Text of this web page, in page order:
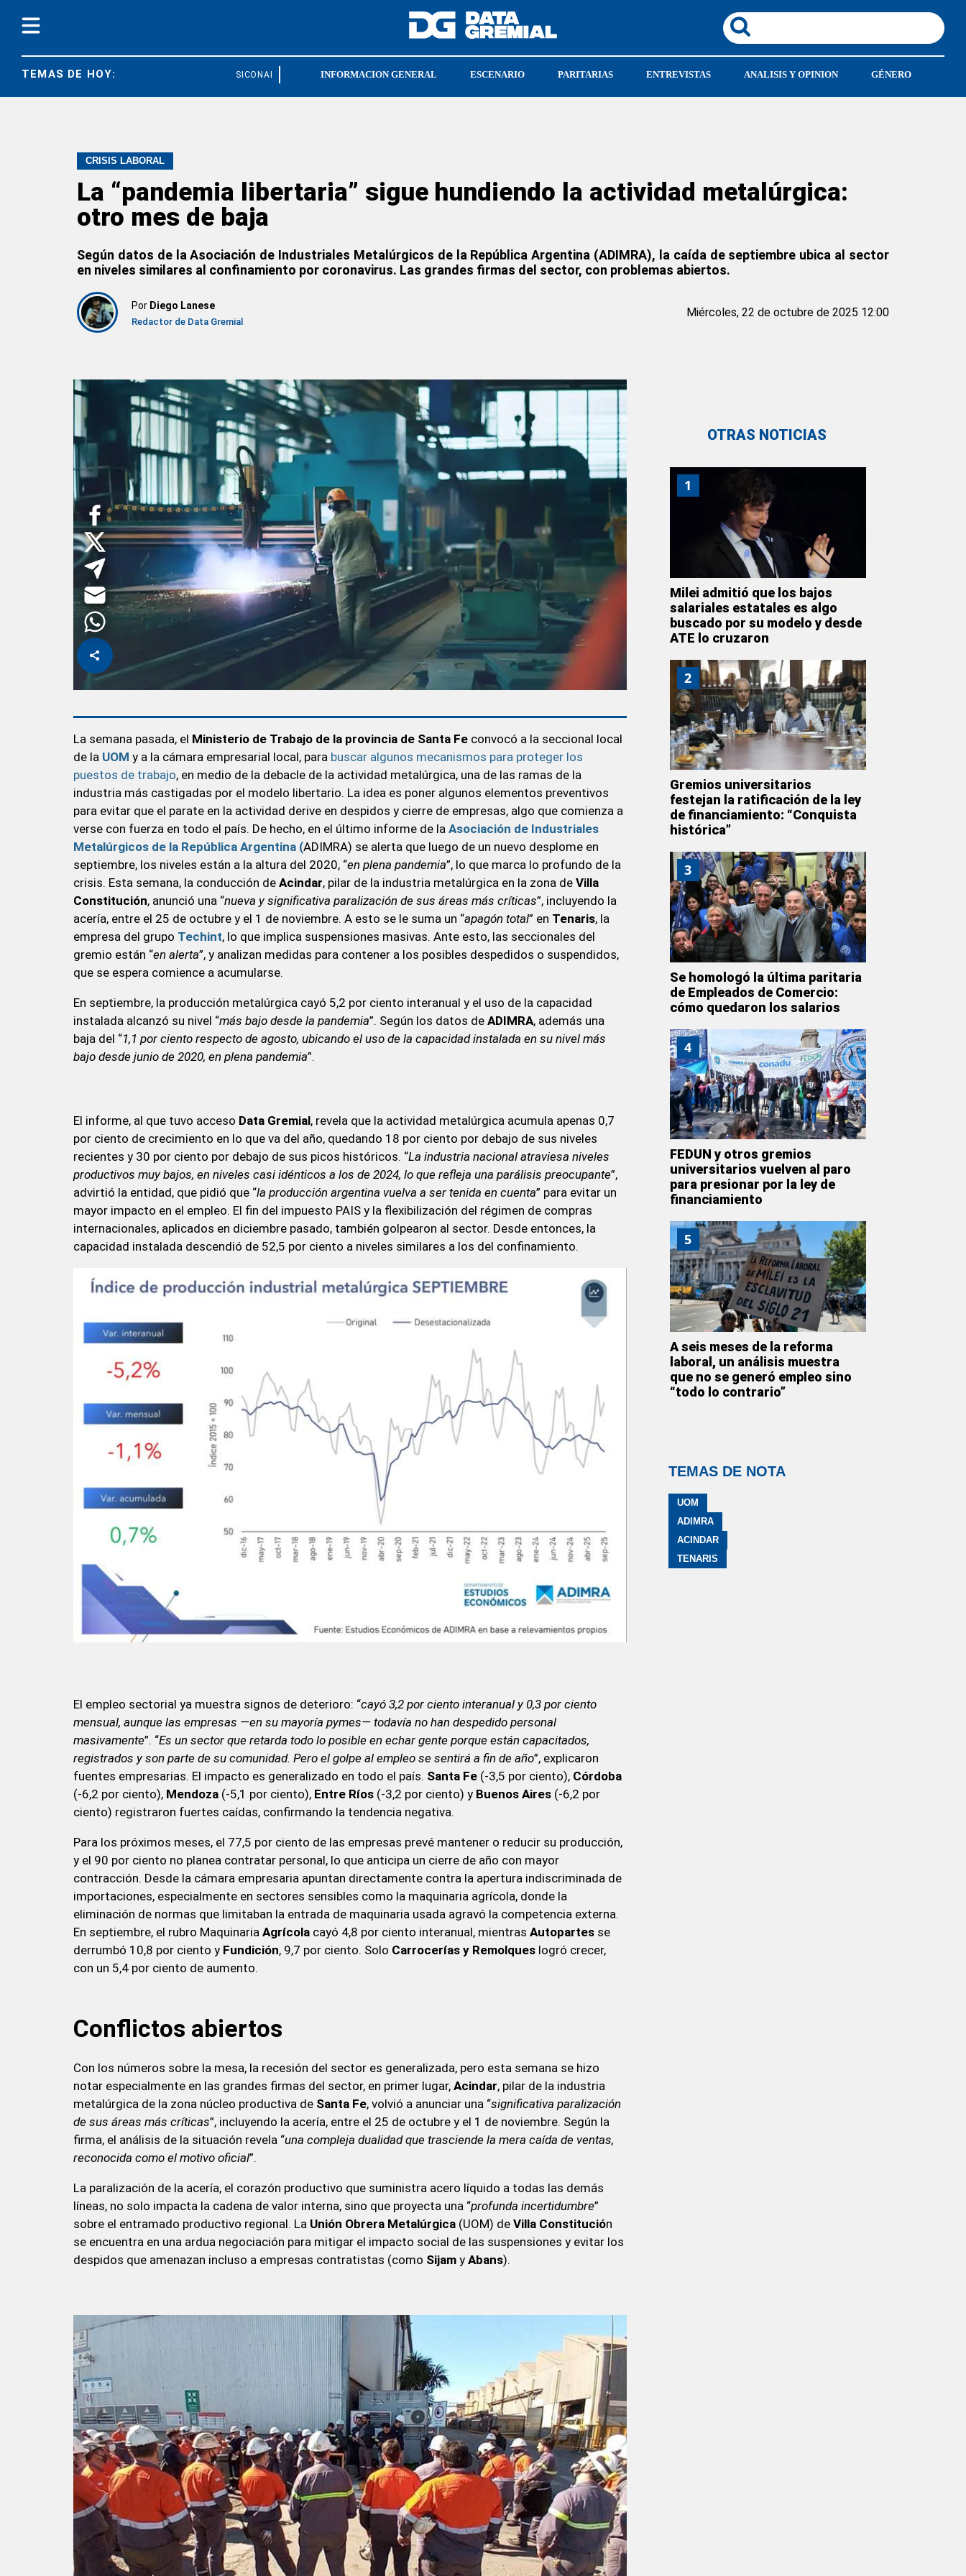
TEMAS DE HOY: SICONARA FEDUN
INFORMACION GENERAL ESCENARIO PARITARIAS ENTREVISTAS ANALISIS Y OPINION GÉNERO
CRISIS LABORAL
La “pandemia libertaria” sigue hundiendo la actividad metalúrgica:
otro mes de baja
Según datos de la Asociación de Industriales Metalúrgicos de la República Argentina (ADIMRA), la caída de septiembre ubica al sector
en niveles similares al confinamiento por coronavirus. Las grandes firmas del sector, con problemas abiertos.
Por Diego Lanese
Redactor de Data Gremial
Miércoles, 22 de octubre de 2025 12:00
La semana pasada, el Ministerio de Trabajo de la provincia de Santa Fe convocó a la seccional local
de la UOM y a la cámara empresarial local, para buscar algunos mecanismos para proteger los
puestos de trabajo, en medio de la debacle de la actividad metalúrgica, una de las ramas de la
industria más castigadas por el modelo libertario. La idea es poner algunos elementos preventivos
para evitar que el parate en la actividad derive en despidos y cierre de empresas, algo que comienza a
verse con fuerza en todo el país. De hecho, en el último informe de la Asociación de Industriales
Metalúrgicos de la República Argentina (ADIMRA) se alerta que luego de un nuevo desplome en
septiembre, los niveles están a la altura del 2020, “en plena pandemia”, lo que marca lo profundo de la
crisis. Esta semana, la conducción de Acindar, pilar de la industria metalúrgica en la zona de Villa
Constitución, anunció una “nueva y significativa paralización de sus áreas más críticas”, incluyendo la
acería, entre el 25 de octubre y el 1 de noviembre. A esto se le suma un “apagón total” en Tenaris, la
empresa del grupo Techint, lo que implica suspensiones masivas. Ante esto, las seccionales del
gremio están “en alerta”, y analizan medidas para contener a los posibles despedidos o suspendidos,
que se espera comience a acumularse.
En septiembre, la producción metalúrgica cayó 5,2 por ciento interanual y el uso de la capacidad
instalada alcanzó su nivel “más bajo desde la pandemia”. Según los datos de ADIMRA, además una
baja del “1,1 por ciento respecto de agosto, ubicando el uso de la capacidad instalada en su nivel más
bajo desde junio de 2020, en plena pandemia”.
El informe, al que tuvo acceso Data Gremial, revela que la actividad metalúrgica acumula apenas 0,7
por ciento de crecimiento en lo que va del año, quedando 18 por ciento por debajo de sus niveles
recientes y 30 por ciento por debajo de sus picos históricos. “La industria nacional atraviesa niveles
productivos muy bajos, en niveles casi idénticos a los de 2024, lo que refleja una parálisis preocupante”,
advirtió la entidad, que pidió que “la producción argentina vuelva a ser tenida en cuenta” para evitar un
mayor impacto en el empleo. El fin del impuesto PAIS y la flexibilización del régimen de compras
internacionales, aplicados en diciembre pasado, también golpearon al sector. Desde entonces, la
capacidad instalada descendió de 52,5 por ciento a niveles similares a los del confinamiento.
El empleo sectorial ya muestra signos de deterioro: “cayó 3,2 por ciento interanual y 0,3 por ciento
mensual, aunque las empresas —en su mayoría pymes— todavía no han despedido personal
masivamente”. “Es un sector que retarda todo lo posible en echar gente porque están capacitados,
registrados y son parte de su comunidad. Pero el golpe al empleo se sentirá a fin de año”, explicaron
fuentes empresarias. El impacto es generalizado en todo el país. Santa Fe (-3,5 por ciento), Córdoba
(-6,2 por ciento), Mendoza (-5,1 por ciento), Entre Ríos (-3,2 por ciento) y Buenos Aires (-6,2 por
ciento) registraron fuertes caídas, confirmando la tendencia negativa.
Para los próximos meses, el 77,5 por ciento de las empresas prevé mantener o reducir su producción,
y el 90 por ciento no planea contratar personal, lo que anticipa un cierre de año con mayor
contracción. Desde la cámara empresaria apuntan directamente contra la apertura indiscriminada de
importaciones, especialmente en sectores sensibles como la maquinaria agrícola, donde la
eliminación de normas que limitaban la entrada de maquinaria usada agravó la competencia externa.
En septiembre, el rubro Maquinaria Agrícola cayó 4,8 por ciento interanual, mientras Autopartes se
derrumbó 10,8 por ciento y Fundición, 9,7 por ciento. Solo Carrocerías y Remolques logró crecer,
con un 5,4 por ciento de aumento.
Conflictos abiertos
Con los números sobre la mesa, la recesión del sector es generalizada, pero esta semana se hizo
notar especialmente en las grandes firmas del sector, en primer lugar, Acindar, pilar de la industria
metalúrgica de la zona núcleo productiva de Santa Fe, volvió a anunciar una “significativa paralización
de sus áreas más críticas”, incluyendo la acería, entre el 25 de octubre y el 1 de noviembre. Según la
firma, el análisis de la situación revela “una compleja dualidad que trasciende la mera caída de ventas,
reconocida como el motivo oficial”.
La paralización de la acería, el corazón productivo que suministra acero líquido a todas las demás
líneas, no solo impacta la cadena de valor interna, sino que proyecta una “profunda incertidumbre”
sobre el entramado productivo regional. La Unión Obrera Metalúrgica (UOM) de Villa Constitución
se encuentra en una ardua negociación para mitigar el impacto social de las suspensiones y evitar los
despidos que amenazan incluso a empresas contratistas (como Sijam y Abans).
OTRAS NOTICIAS
1
Milei admitió que los bajos
salariales estatales es algo
buscado por su modelo y desde
ATE lo cruzaron
2
Gremios universitarios
festejan la ratificación de la ley
de financiamiento: “Conquista
histórica”
3
Se homologó la última paritaria
de Empleados de Comercio:
cómo quedaron los salarios
4
FEDUN y otros gremios
universitarios vuelven al paro
para presionar por la ley de
financiamiento
5
A seis meses de la reforma
laboral, un análisis muestra
que no se generó empleo sino
“todo lo contrario”
TEMAS DE NOTA
UOM
ADIMRA
ACINDAR
TENARIS